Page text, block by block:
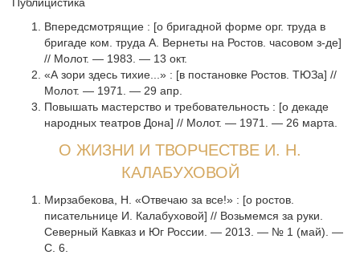
Впередсмотрящие : [о бригадной форме орг. труда в
бригаде ком. труда А. Вернеты на Ростов. часовом з-де]
// Молот. — 1983. — 13 окт.
«А зори здесь тихие...» : [в постановке Ростов. ТЮЗа] //
Молот. — 1971. — 29 апр.
Повышать мастерство и требовательность : [о декаде
народных театров Дона] // Молот. — 1971. — 26 марта.
О ЖИЗНИ И ТВОРЧЕСТВЕ И. Н.
КАЛАБУХОВОЙ
Мирзабекова, Н. «Отвечаю за все!» : [о ростов.
писательнице И. Калабуховой] // Возьмемся за руки.
Северный Кавказ и Юг России. — 2013. — № 1 (май). —
С. 6.